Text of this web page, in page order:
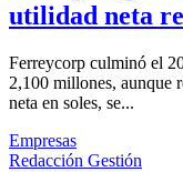
utilidad neta
Ferreycorp culminó el
2,100 millones, aunque
neta en soles, se...
Empresas
Redacción Gestión